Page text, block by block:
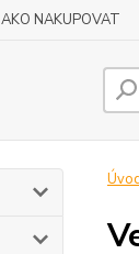
AKO NAKUPOVAT